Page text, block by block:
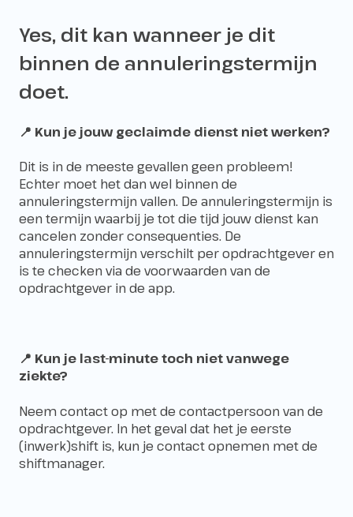
Yes, dit kan wanneer je dit
binnen de annuleringstermijn
doet.
📍 Kun je jouw geclaimde dienst niet werken?
Dit is in de meeste gevallen geen probleem!
Echter moet het dan wel binnen de
annuleringstermijn vallen. De annuleringstermijn is
een termijn waarbij je tot die tijd jouw dienst kan
cancelen zonder consequenties. De
annuleringstermijn verschilt per opdrachtgever en
is te checken via de voorwaarden van de
opdrachtgever in de app.
📍 Kun je last-minute toch niet vanwege
ziekte?
Neem contact op met de contactpersoon van de
opdrachtgever. In het geval dat het je eerste
(inwerk)shift is, kun je contact opnemen met de
shiftmanager.